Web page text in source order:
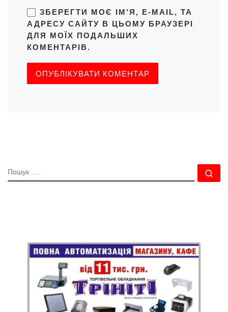
ЗБЕРЕГТИ МОЄ ІМ'Я, E-MAIL, ТА
АДРЕСУ САЙТУ В ЦЬОМУ БРАУЗЕРІ
ДЛЯ МОЇХ ПОДАЛЬШИХ
КОМЕНТАРІВ.
ПОШУК